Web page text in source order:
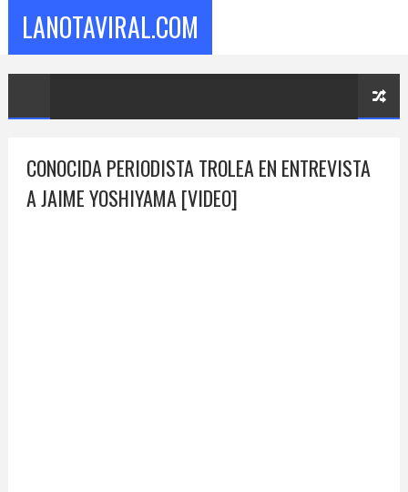
LANOTAVIRAL.COM
CONOCIDA PERIODISTA TROLEA EN ENTREVISTA
A JAIME YOSHIYAMA [VIDEO]